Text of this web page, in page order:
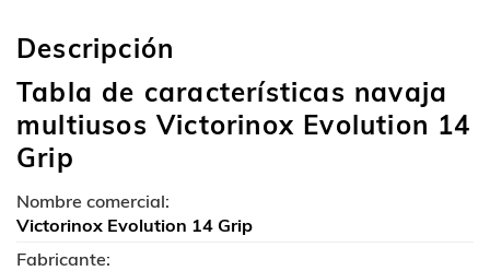
Descripción
Tabla de características navaja
multiusos Victorinox Evolution 14
Grip
Nombre comercial:
Victorinox Evolution 14 Grip
Fabricante: